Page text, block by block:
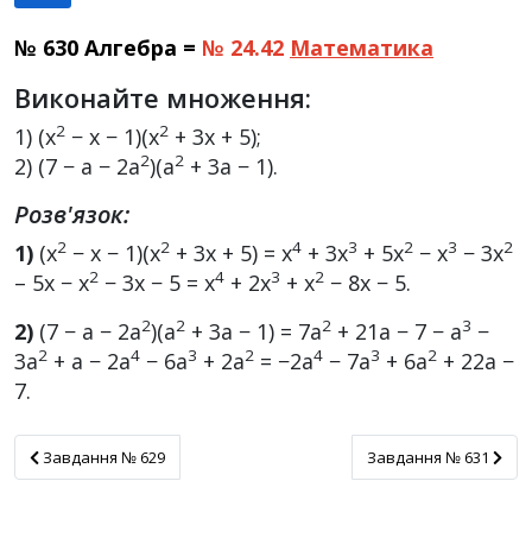
№ 630 Алгебра = № 24.42 Математика
Виконайте множення:
1) (x2 − x − 1)(x2 + 3x + 5);
2) (7 − a − 2a2)(a2 + 3a − 1).
Розв'язок:
1) (x2 − x − 1)(x2 + 3x + 5) = x4 + 3x3 + 5x2 − x3 − 3x2
– 5x − x2 − 3x − 5 = x4 + 2x3 + x2 − 8x − 5.
2) (7 − a − 2a2)(a2 + 3a − 1) = 7a2 + 21a − 7 − a3 −
3a2 + a − 2a4 − 6a3 + 2a2 = −2a4 − 7a3 + 6a2 + 22a −
7.
Завдання № 629
Завдання № 629 Завдання № 631
Завдання № 631